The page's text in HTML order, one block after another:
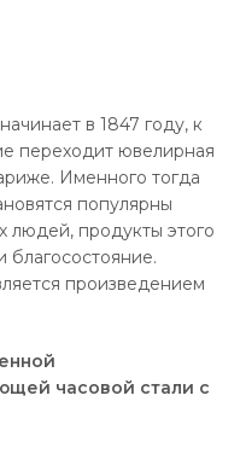
в 1847 году, к
переходит ювелирная
Именного тогда
популярны
людей, продукты этого
благосостояние.
произведением
часовой стали с